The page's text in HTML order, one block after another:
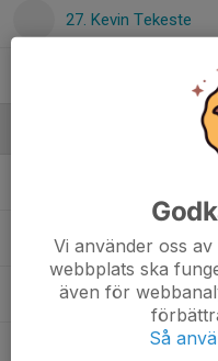
27. Kevin Tekeste
David Lantz
Jesper Beurling
Sanel Osmanovic
Vi använder oss
webbplats ska
även för
Så